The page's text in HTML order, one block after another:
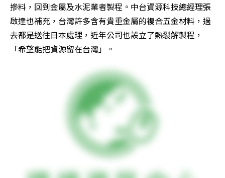
摻料，回到金屬及水泥業者製程。中台資源科技總經理張
啟達也補充，台灣許多含有貴重金屬的複合五金材料，過
去都是送往日本處理，近年公司也設立了熱裂解製程，
「希望能把資源留在台灣」。